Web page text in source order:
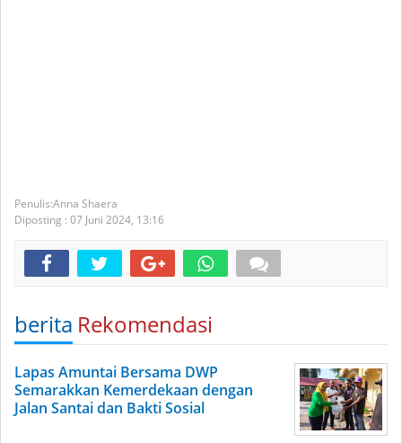
Anna Shaera
Diposting : 07 Juni 2024, 13:16
berita Rekomendasi
Lapas Amuntai Bersama DWP
Semarakkan Kemerdekaan dengan
Jalan Santai dan Bakti Sosial